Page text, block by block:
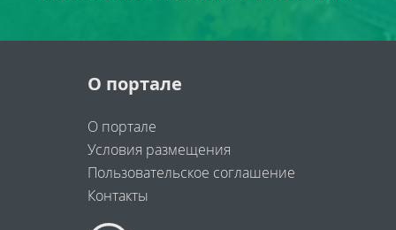
О портале
О портале
Условия размещения
Пользовательское соглашение
Контакты